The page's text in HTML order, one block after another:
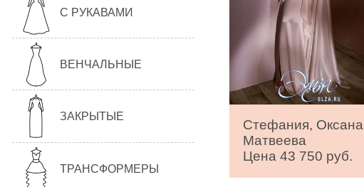
С РУКАВАМИ
ВЕНЧАЛЬНЫЕ
ЗАКРЫТЫЕ
ТРАНСФОРМЕРЫ
Стефания, Оксана
Матвеева
Цена 43 750 руб.